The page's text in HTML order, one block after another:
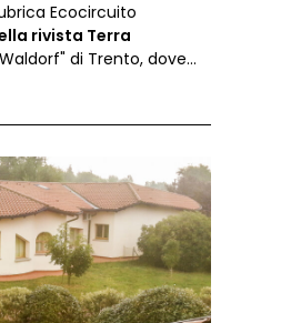
Ecocircuito
rivista Terra
di Trento, dove